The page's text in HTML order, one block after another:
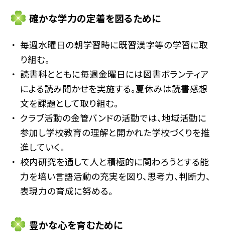
確かな学力の定着を図るために
毎週水曜日の朝学習時に既習漢字等の学習に取
り組む。
読書科とともに毎週金曜日には図書ボランティア
による読み聞かせを実施する。夏休みは読書感想
文を課題として取り組む。
クラブ活動の金管バンドの活動では、地域活動に
参加し学校教育の理解と開かれた学校づくりを推
進していく。
校内研究を通して人と積極的に関わろうとする能
力を培い言語活動の充実を図り、思考力、判断力、
表現力の育成に努める。
豊かな心を育むために